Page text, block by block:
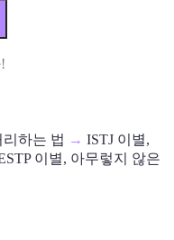
하는 법 → ISTJ 이별,
이별, 아무렇지 않은